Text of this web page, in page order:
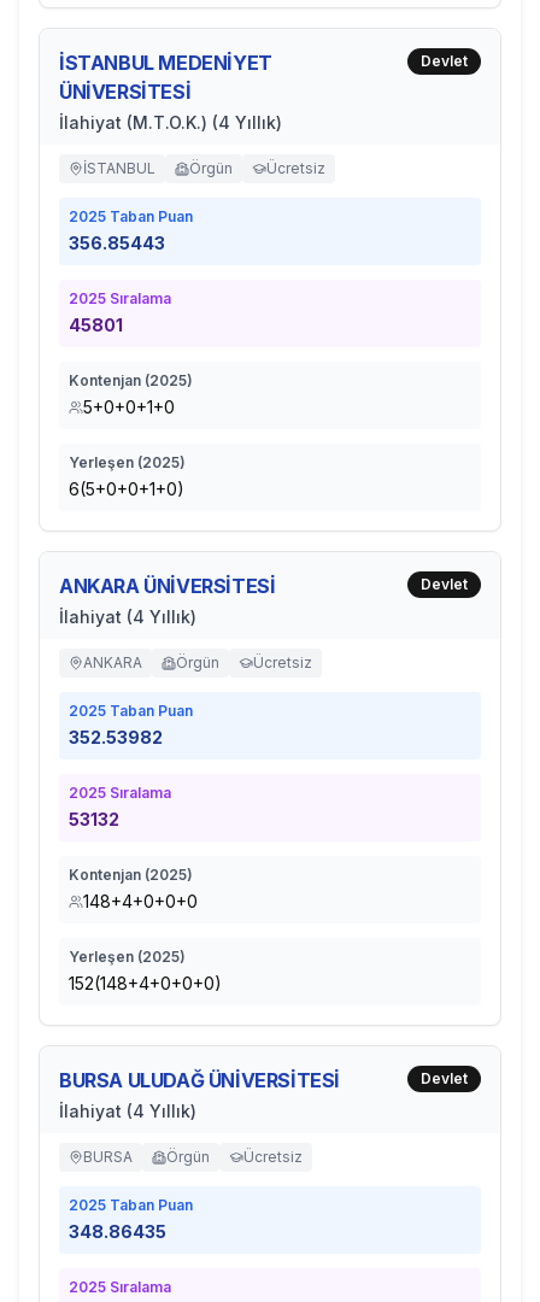
İSTANBUL MEDENİYET
ÜNİVERSİTESİ
İlahiyat (M.T.O.K.) (4 Yıllık)
Devlet
İSTANBUL Örgün Ücretsiz
2025 Taban Puan
356.85443
2025 Sıralama
45801
Kontenjan (2025)
5+0+0+1+0
Yerleşen (2025)
6(5+0+0+1+0)
ANKARA ÜNİVERSİTESİ
İlahiyat (4 Yıllık)
Devlet
ANKARA Örgün Ücretsiz
2025 Taban Puan
352.53982
2025 Sıralama
53132
Kontenjan (2025)
148+4+0+0+0
Yerleşen (2025)
152(148+4+0+0+0)
BURSA ULUDAĞ ÜNİVERSİTESİ
İlahiyat (4 Yıllık)
Devlet
BURSA Örgün Ücretsiz
2025 Taban Puan
348.86435
2025 Sıralama